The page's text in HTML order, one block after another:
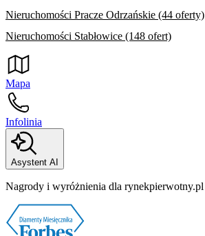
Nieruchomości Pracze Odrzańskie (44 oferty)
Nieruchomości Stabłowice (148 ofert)
Mapa
Infolinia
Asystent AI
Nagrody i wyróżnienia dla rynekpierwotny.pl